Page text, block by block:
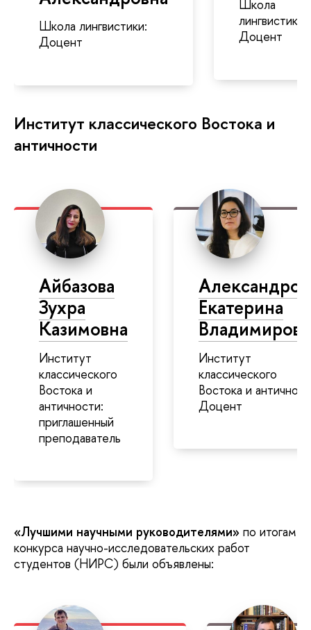
Школа лингвистики:
Доцент
Школа
лингвистики:
Доцент
Институт классического Востока и
античности
Айбазова
Зухра
Казимовна
Институт
классического
Востока и
античности:
приглашенный
преподаватель
Екатерина
Институт
классического
Востока и
Доцент
«Лучшими научными руководителями» по итогам
конкурса научно-исследовательских работ
студентов (НИРС) были объявлены: